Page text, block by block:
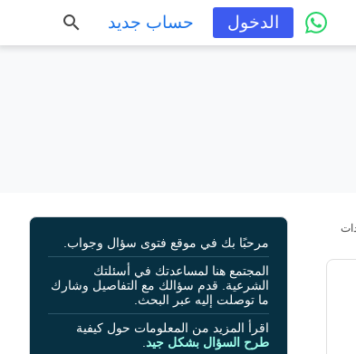
الدخول حساب جديد
مرحبًا بك في موقع فتوى سؤال وجواب.
المجتمع هنا لمساعدتك في أسئلتك
الشرعية. قدم سؤالك مع التفاصيل وشارك
ما توصلت إليه عبر البحث.
اقرأ المزيد من المعلومات حول كيفية
طرح السؤال بشكل جيد